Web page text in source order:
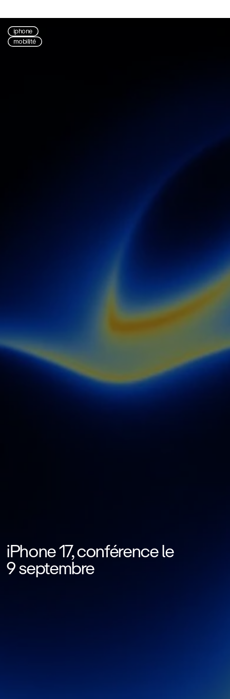
iphone
mobilité
iPhone 17, conférence le
9 septembre